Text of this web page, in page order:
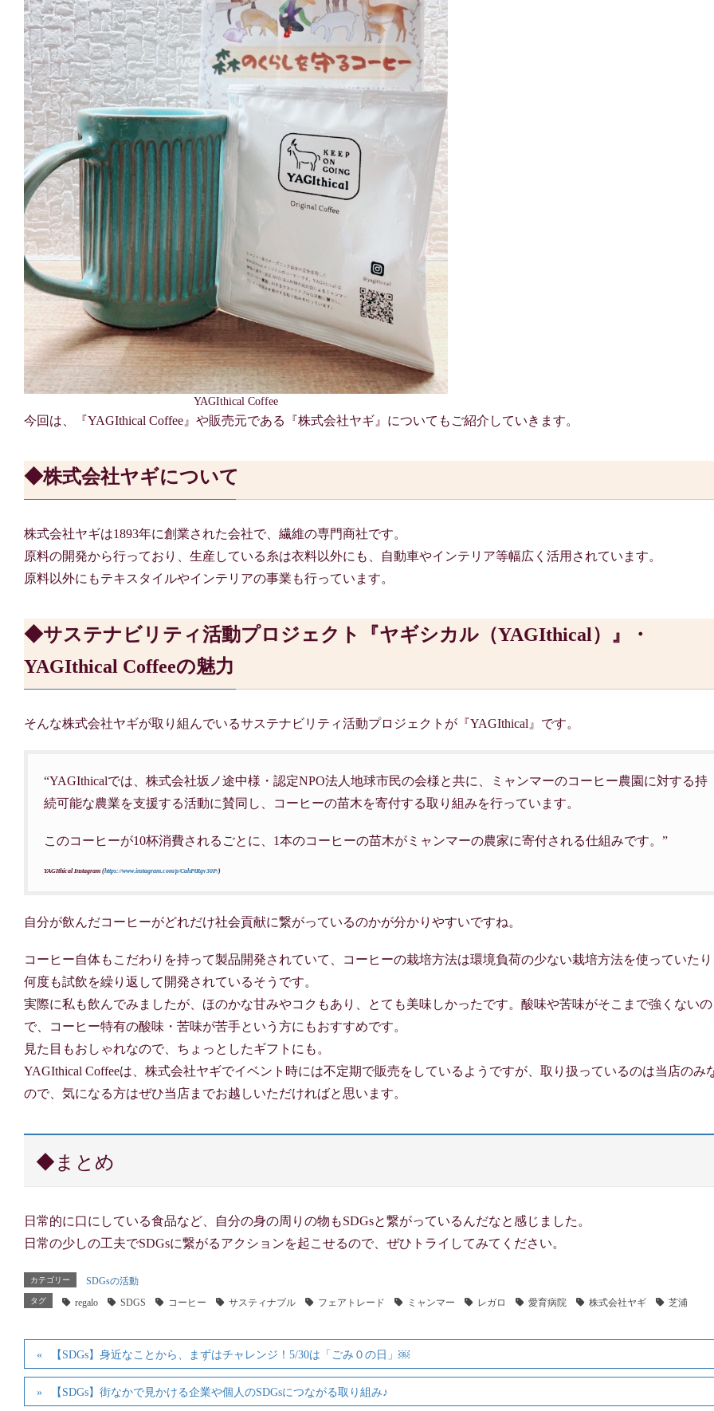
YAGIthical Coffee
今回は、『YAGIthical Coffee』や販売元である『株式会社ヤギ』についてもご紹介していきます。
◆株式会社ヤギについて
株式会社ヤギは1893年に創業された会社で、繊維の専門商社です。
原料の開発から行っており、生産している糸は衣料以外にも、自動車やインテリア等幅広く活用されています。
原料以外にもテキスタイルやインテリアの事業も行っています。
◆サステナビリティ活動プロジェクト『ヤギシカル（YAGIthical）』・
YAGIthical Coffeeの魅力
そんな株式会社ヤギが取り組んでいるサステナビリティ活動プロジェクトが『YAGIthical』です。
“YAGIthicalでは、株式会社坂ノ途中様・認定NPO法人地球市民の会様と共に、ミャンマーのコーヒー農園に対する持
続可能な農業を支援する活動に賛同し、コーヒーの苗木を寄付する取り組みを行っています。
このコーヒーが10杯消費されるごとに、1本のコーヒーの苗木がミャンマーの農家に寄付される仕組みです。”
YAGIthical Instagram (https://www.instagram.com/p/CahPtRgv30P/)
自分が飲んだコーヒーがどれだけ社会貢献に繋がっているのかが分かりやすいですね。
コーヒー自体もこだわりを持って製品開発されていて、コーヒーの栽培方法は環境負荷の少ない栽培方法を使っていた
何度も試飲を繰り返して開発されているそうです。
実際に私も飲んでみましたが、ほのかな甘みやコクもあり、とても美味しかったです。酸味や苦味がそこまで強くないの
で、コーヒー特有の酸味・苦味が苦手という方にもおすすめです。
見た目もおしゃれなので、ちょっとしたギフトにも。
YAGIthical Coffeeは、株式会社ヤギでイベント時には不定期で販売をしているようですが、取り扱っているのは当店のみ
ので、気になる方はぜひ当店までお越しいただければと思います。
◆まとめ
日常的に口にしている食品など、自分の身の周りの物もSDGsと繋がっているんだなと感じました。
日常の少しの工夫でSDGsに繋がるアクションを起こせるので、ぜひトライしてみてください。
カテゴリー SDGsの活動
タグ regalo SDGS コーヒー サスティナブル フェアトレード ミャンマー レガロ 愛育病院 株式会社ヤギ 芝浦
【SDGs】身近なことから、まずはチャレンジ！5/30は「ごみ０の日」￼
【SDGs】街なかで見かける企業や個人のSDGsにつながる取り組み♪